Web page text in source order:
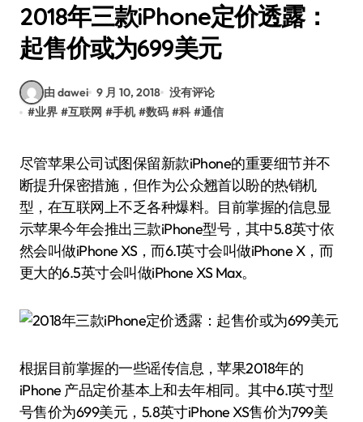
2018年三款iPhone定价透露：
起售价或为699美元
由 dawei 9 月 10, 2018 没有评论
#业界 #互联网 #手机 #数码 #科 #通信
尽管苹果公司试图保留新款iPhone的重要细节并不
断提升保密措施，但作为公众翘首以盼的热销机
型，在互联网上不乏各种爆料。目前掌握的信息显
示苹果今年会推出三款iPhone型号，其中5.8英寸依
然会叫做iPhone XS，而6.1英寸会叫做iPhone X，而
更大的6.5英寸会叫做iPhone XS Max。
根据目前掌握的一些谣传信息，苹果2018年的
iPhone 产品定价基本上和去年相同。其中6.1英寸型
号售价为699美元，5.8英寸iPhone XS售价为799美